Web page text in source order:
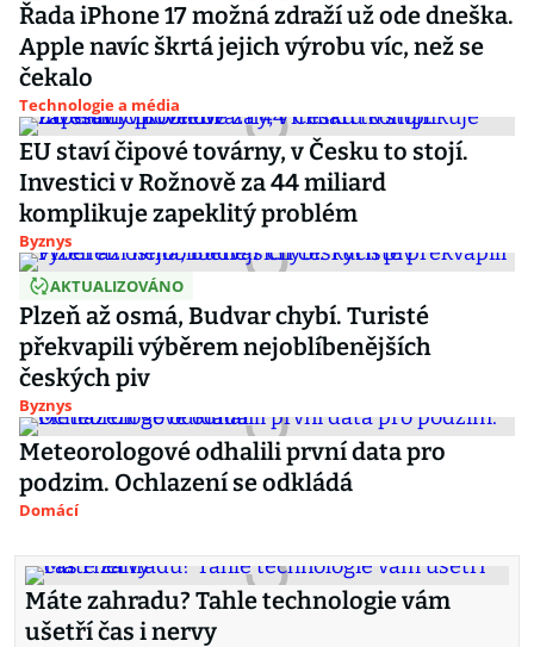
Řada iPhone 17 možná zdraží už ode dneška.
Apple navíc škrtá jejich výrobu víc, než se
čekalo
Technologie a média
EU staví čipové továrny, v Česku to stojí.
Investici v Rožnově za 44 miliard
komplikuje zapeklitý problém
Byznys
AKTUALIZOVÁNO
Plzeň až osmá, Budvar chybí. Turisté
překvapili výběrem nejoblíbenějších
českých piv
Byznys
Meteorologové odhalili první data pro
podzim. Ochlazení se odkládá
Domácí
Máte zahradu? Tahle technologie vám
ušetří čas i nervy